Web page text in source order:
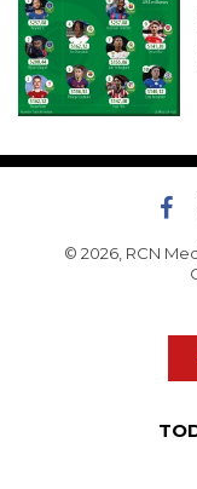
© 2026, RCN